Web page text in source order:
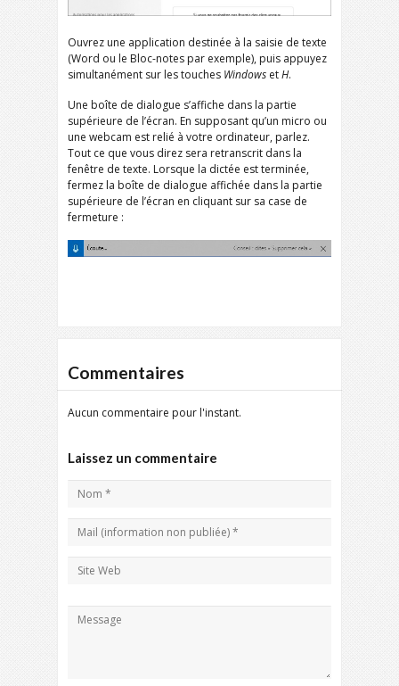
Ouvrez une application destinée à la saisie de texte
(Word ou le Bloc-notes par exemple), puis appuyez
simultanément sur les touches Windows etH.
Une boîte de dialogue s’affiche dans la partie
supérieure de l’écran. En supposant qu’un micro ou
une webcam est relié à votre ordinateur, parlez.
Tout ce que vous direz sera retranscrit dans la
fenêtre de texte. Lorsque la dictée est terminée,
fermez la boîte de dialogue affichée dans la partie
supérieure de l’écran en cliquant sur sa case de
fermeture :
Commentaires
Aucun commentaire pour l'instant.
Laissez un commentaire